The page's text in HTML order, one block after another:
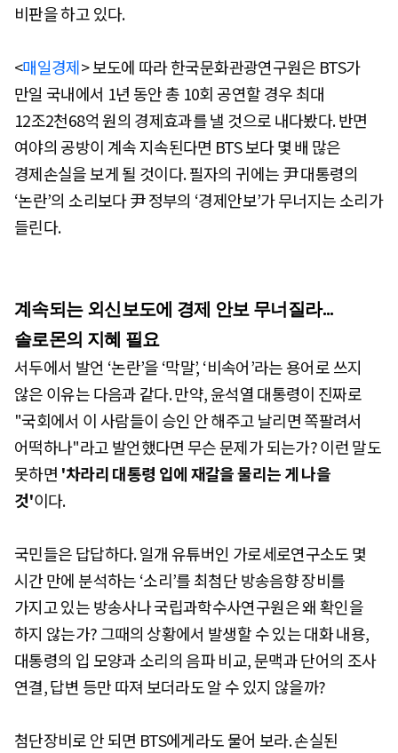
비판을 하고 있다.
<매일경제> 보도에 따라 한국문화관광연구원은 BTS가
만일 국내에서 1년 동안 총 10회 공연할 경우 최대
12조2천68억 원의 경제효과를 낼 것으로 내다봤다. 반면
여야의 공방이 계속 지속된다면 BTS 보다 몇 배 많은
경제손실을 보게 될 것이다. 필자의 귀에는 尹 대통령의
‘논란’의 소리보다 尹 정부의 ‘경제안보’가 무너지는 소리가
들린다.
계속되는 외신보도에 경제 안보 무너질라...
솔로몬의 지혜 필요
서두에서 발언 ‘논란’을 ‘막말’, ‘비속어’라는 용어로 쓰지
않은 이유는 다음과 같다. 만약, 윤석열 대통령이 진짜로
"국회에서 이 사람들이 승인 안 해주고 날리면 쪽팔려서
어떡하나"라고 발언했다면 무슨 문제가 되는가? 이런 말도
못하면 '차라리 대통령 입에 재갈을 물리는 게 나을
것'이다.
국민들은 답답하다. 일개 유튜버인 가로세로연구소도 몇
시간 만에 분석하는 ‘소리’를 최첨단 방송음향 장비를
가지고 있는 방송사나 국립과학수사연구원은 왜 확인을
하지 않는가? 그때의 상황에서 발생할 수 있는 대화 내용,
대통령의 입 모양과 소리의 음파 비교, 문맥과 단어의 조사
연결, 답변 등만 따져 보더라도 알 수 있지 않을까?
첨단장비로 안 되면 BTS에게라도 물어 보라. 손실된